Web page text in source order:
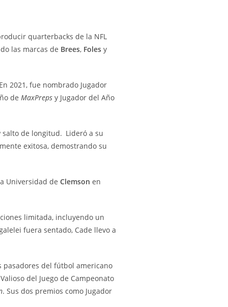
quarterbacks de la NFL
las marcas de Brees, Foles y
En 2021, fue nombrado Jugador
de MaxPreps y Jugador del Año
salto de longitud. Lideró a su
exitosa, demostrando su
Universidad de Clemson en
limitada, incluyendo un
fuera sentado, Cade llevo a
pasadores del fútbol americano
del Juego de Campeonato
. Sus dos premios como Jugador